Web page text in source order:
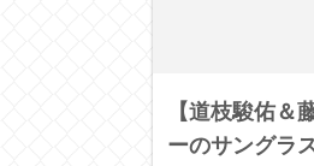
【道枝駿佑＆
ーのサングラ